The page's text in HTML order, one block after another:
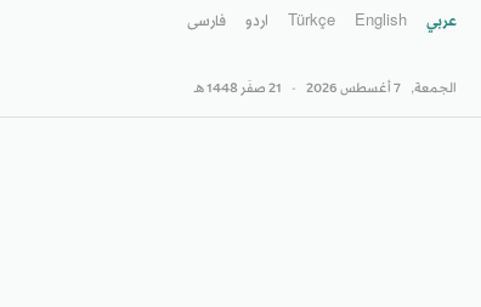
عربي English
Türkçe اردو فارسى
الجمعة, 7 أغسطس 2026 - 21 صفَر 1448 هـ